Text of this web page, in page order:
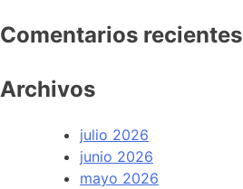
Comentarios recientes
Archivos
julio 2026
junio 2026
mayo 2026